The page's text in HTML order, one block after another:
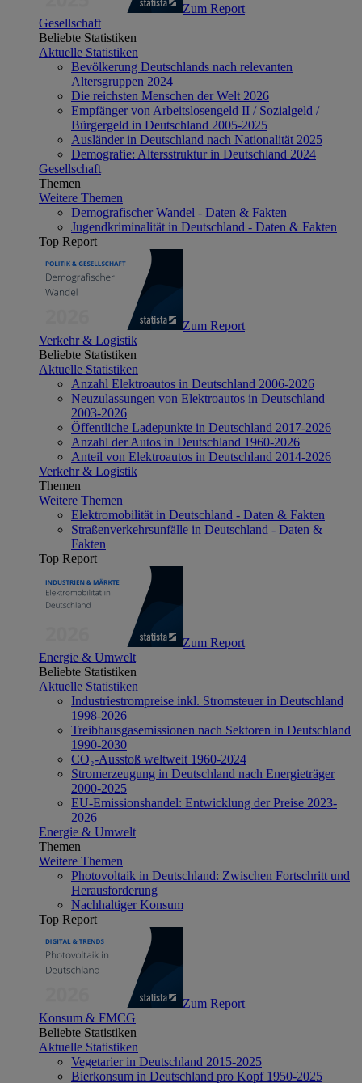
Zum Report
Gesellschaft
Beliebte Statistiken
Aktuelle Statistiken
Bevölkerung Deutschlands nach relevanten
Altersgruppen 2024
Die reichsten Menschen der Welt 2026
Empfänger von Arbeitslosengeld II / Sozialgeld /
Bürgergeld in Deutschland 2005-2025
Ausländer in Deutschland nach Nationalität 2025
Demografie: Altersstruktur in Deutschland 2024
Gesellschaft
Themen
Weitere Themen
Demografischer Wandel - Daten & Fakten
Jugendkriminalität in Deutschland - Daten & Fakten
Top Report
Zum Report
Verkehr & Logistik
Beliebte Statistiken
Aktuelle Statistiken
Anzahl Elektroautos in Deutschland 2006-2026
Neuzulassungen von Elektroautos in Deutschland
2003-2026
Öffentliche Ladepunkte in Deutschland 2017-2026
Anzahl der Autos in Deutschland 1960-2026
Anteil von Elektroautos in Deutschland 2014-2026
Verkehr & Logistik
Themen
Weitere Themen
Elektromobilität in Deutschland - Daten & Fakten
Straßenverkehrsunfälle in Deutschland - Daten &
Fakten
Top Report
Zum Report
Energie & Umwelt
Beliebte Statistiken
Aktuelle Statistiken
Industriestrompreise inkl. Stromsteuer in Deutschland
1998-2026
Treibhausgasemissionen nach Sektoren in Deutschland
1990-2030
CO₂-Ausstoß weltweit 1960-2024
Stromerzeugung in Deutschland nach Energieträger
2000-2025
EU-Emissionshandel: Entwicklung der Preise 2023-
2026
Energie & Umwelt
Themen
Weitere Themen
Photovoltaik in Deutschland: Zwischen Fortschritt und
Herausforderung
Nachhaltiger Konsum
Top Report
Zum Report
Konsum & FMCG
Beliebte Statistiken
Aktuelle Statistiken
Vegetarier in Deutschland 2015-2025
Bierkonsum in Deutschland pro Kopf 1950-2025